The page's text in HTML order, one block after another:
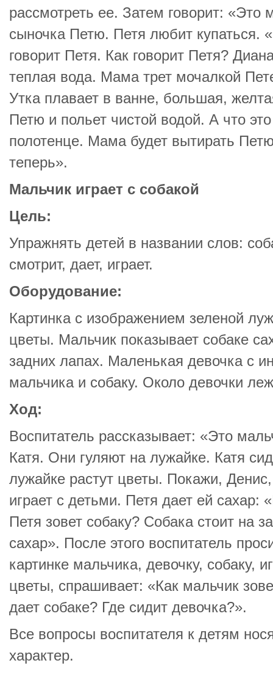
рассмотреть ее. Затем говорит:
сыночка Петю. Петя любит купаться.
говорит Петя. Как говорит Петя?
теплая вода. Мама трет мочалкой
Утка плавает в ванне, большая,
Петю и польет чистой водой. А что
полотенце. Мама будет вытирать
теперь».
Мальчик играет с собакой
Цель:
Упражнять детей в названии слов:
смотрит, дает, играет.
Оборудование:
Картинка с изображением зеленой
цветы. Мальчик показывает собаке
задних лапах. Маленькая девочка с
мальчика и собаку. Около девочки
Ход:
Воспитатель рассказывает: «Это
Катя. Они гуляют на лужайке. Катя
лужайке растут цветы. Покажи,
играет с детьми. Петя дает ей
Петя зовет собаку? Собака стоит на
сахар». После этого воспитатель
картинке мальчика, девочку, собаку,
цветы, спрашивает: «Как мальчик
дает собаке? Где сидит девочка?».
Все вопросы воспитателя к детям
характер.